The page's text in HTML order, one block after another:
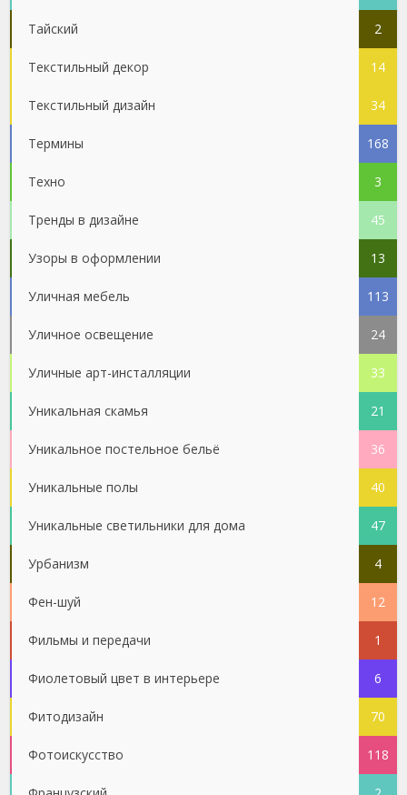
Тайский 2
Текстильный декор 14
Текстильный дизайн 34
Термины 168
Техно 3
Тренды в дизайне 45
Узоры в оформлении 13
Уличная мебель 113
Уличное освещение 24
Уличные арт-инсталляции 33
Уникальная скамья 21
Уникальное постельное бельё 36
Уникальные полы 40
Уникальные светильники для дома 47
Урбанизм 4
Фен-шуй 12
Фильмы и передачи 1
Фиолетовый цвет в интерьере 6
Фитодизайн 70
Фотоискусство 118